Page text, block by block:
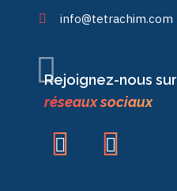
info@tetrachim.com
Rejoignez-nous sur
réseaux sociaux